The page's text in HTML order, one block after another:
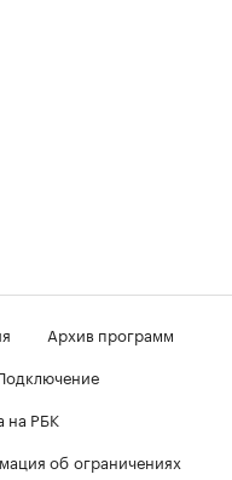
Архив программ
на РБК
об ограничениях